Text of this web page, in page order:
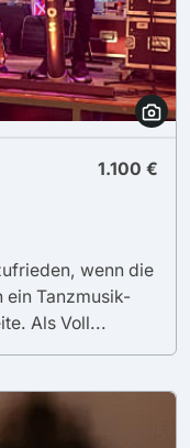
1.100 €
wenn die
ein Tanzmusik-
Als Voll...